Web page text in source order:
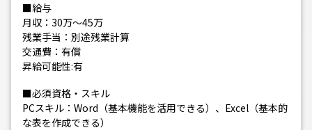
■給与
月収：30万～45万
残業手当：別途残業計算
交通費：有償
昇給可能性:有
■必須資格・スキル
PCスキル：Word（基本機能を活用できる）、Excel（基本的
な表を作成できる）